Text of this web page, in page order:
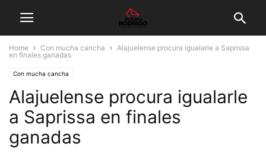
Home Con mucha cancha
Alajuelense procura igualarle a Saprissa
en finales ganadas
Con mucha cancha
Alajuelense procura igualarle
a Saprissa en finales
ganadas